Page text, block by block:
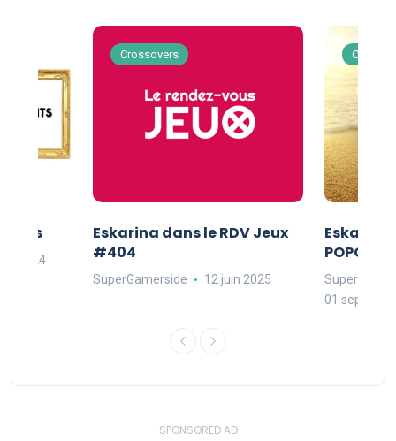
2024
Crossovers
Eskarina dans le RDV Jeux
#404
SuperGamerside 12 juin 2025
Eskarina
01
- SPONSORED AD -